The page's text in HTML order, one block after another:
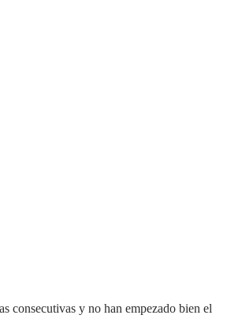
consecutivas y no han empezado bien el